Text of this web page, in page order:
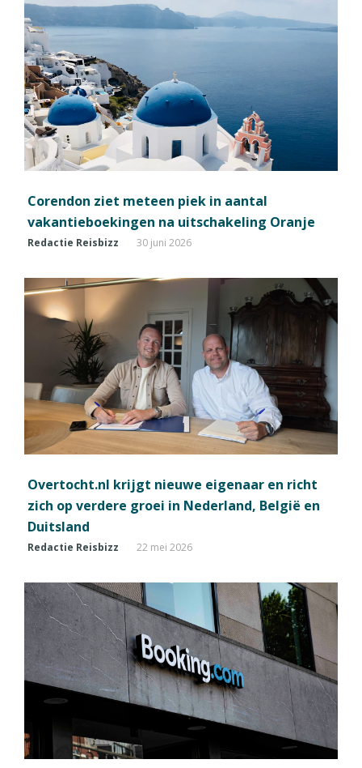
Corendon ziet meteen piek in aantal
vakantieboekingen na uitschakeling Oranje
Redactie Reisbizz 30 juni 2026
Overtocht.nl krijgt nieuwe eigenaar en richt
zich op verdere groei in Nederland, België en
Duitsland
Redactie Reisbizz 22 mei 2026